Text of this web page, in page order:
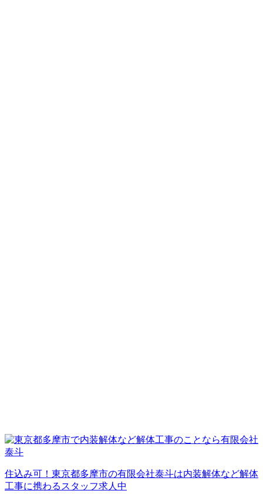
住込み可！東京都多摩市の有限会社泰斗は内装解体など解体
工事に携わるスタッフ求人中